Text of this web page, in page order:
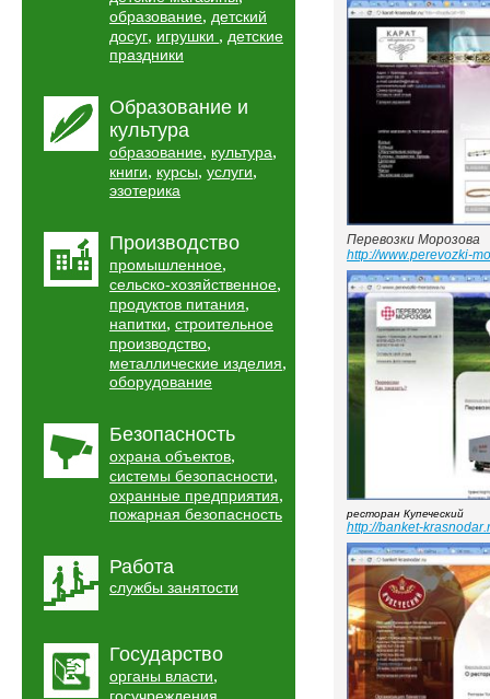
образование, детский
досуг, игрушки , детские
праздники
Образование и
культура
образование, культура,
книги, курсы, услуги,
эзотерика
Производство
промышленное,
сельско-хозяйственное,
продуктов питания,
напитки, строительное
производство,
металлические изделия,
оборудование
Безопасность
охрана объектов,
системы безопасности,
охранные предприятия,
пожарная безопасность
Работа
службы занятости
Государство
органы власти,
Перевозки Морозова
http://www.perevozki-
ресторан Купеческий
http://banket-